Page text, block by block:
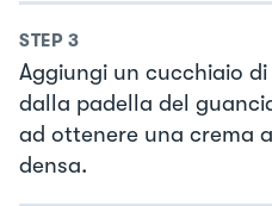
STEP 3
Aggiungi un cucchiaio
dalla padella del
ad ottenere una crema
densa.